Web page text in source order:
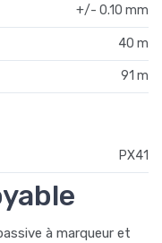
+/- 0.10 mm
40 m
91 m
PX41
à marqueur et